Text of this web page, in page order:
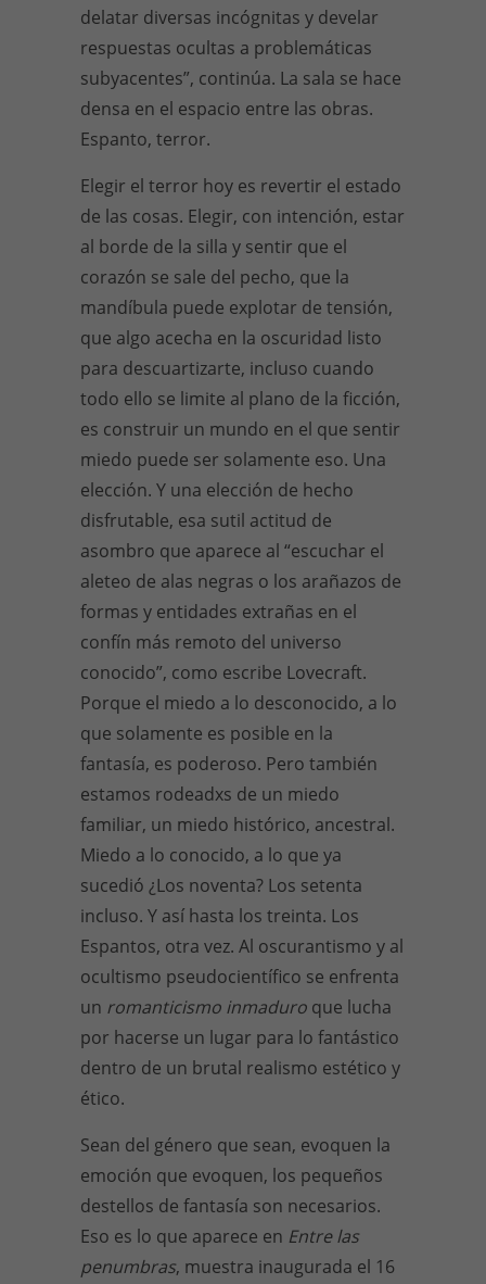
delatar diversas incógnitas y develar
respuestas ocultas a problemáticas
subyacentes”, continúa. La sala se hace
densa en el espacio entre las obras.
Espanto, terror.
Elegir el terror hoy es revertir el estado
de las cosas. Elegir, con intención, estar
al borde de la silla y sentir que el
corazón se sale del pecho, que la
mandíbula puede explotar de tensión,
que algo acecha en la oscuridad listo
para descuartizarte, incluso cuando
todo ello se limite al plano de la ficción,
es construir un mundo en el que sentir
miedo puede ser solamente eso. Una
elección. Y una elección de hecho
disfrutable, esa sutil actitud de
asombro que aparece al “escuchar el
aleteo de alas negras o los arañazos de
formas y entidades extrañas en el
confín más remoto del universo
conocido”, como escribe Lovecraft.
Porque el miedo a lo desconocido, a lo
que solamente es posible en la
fantasía, es poderoso. Pero también
estamos rodeadxs de un miedo
familiar, un miedo histórico, ancestral.
Miedo a lo conocido, a lo que ya
sucedió ¿Los noventa? Los setenta
incluso. Y así hasta los treinta. Los
Espantos, otra vez. Al oscurantismo y al
ocultismo pseudocientífico se enfrenta
un romanticismo inmaduro que lucha
por hacerse un lugar para lo fantástico
dentro de un brutal realismo estético y
ético.
Sean del género que sean, evoquen la
emoción que evoquen, los pequeños
destellos de fantasía son necesarios.
Eso es lo que aparece en Entre las
penumbras, muestra inaugurada el 16